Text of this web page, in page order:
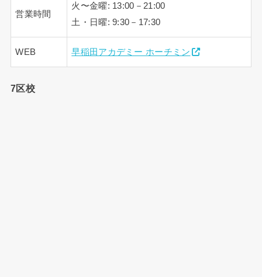
営業時間
火〜金曜: 13:00－21:00
土・日曜: 9:30－17:30
WEB 早稲田アカデミー ホーチミン
7区校